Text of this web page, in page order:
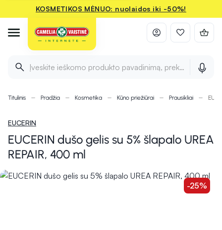
KOSMETIKOS MĖNUO: nuolaidos iki -50%!
Įveskite ieškomo produkto pavadinimą, prekės ženklą ir
Titulinis Pradžia Kosmetika Kūno priežiūrai Prausikliai
EUCERIN
EUCERIN dušo gelis su 5% šlapalo UREA
REPAIR, 400 ml
-25%